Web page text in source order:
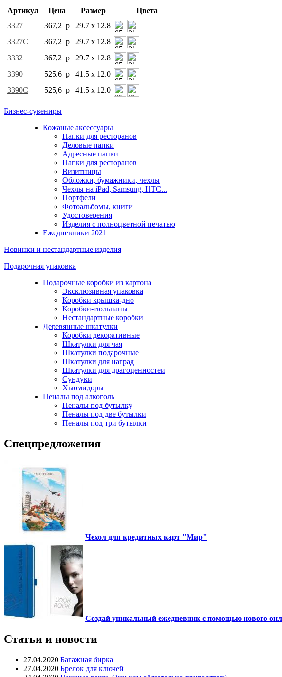
Артикул Цена Размер
Цвета
3327
367,2 р
29.7 x 12.8
3327C
367,2 р
29.7 x 12.8
3332
367,2 р
29.7 x 12.8
3390
525,6 р
41.5 x 12.0
3390C
525,6 р 41.5 x 12.0
Бизнес-сувениры
Кожаные аксессуары
Папки для ресторанов
Деловые папки
Адресные папки
Папки для ресторанов
Визитницы
Обложки, бумажники, чехлы
Чехлы на iPad, Samsung, HTC...
Портфели
Фотоальбомы, книги
Удостоверения
Изделия с полноцветной печатью
Ежедневники 2021
Новинки и нестандартные изделия
Подарочная упаковка
Подарочные коробки из картона
Эксклюзивная упаковка
Коробки крышка-дно
Коробки-тюльпаны
Нестандартные коробки
Деревянные шкатулки
Коробки декоративные
Шкатулки для чая
Шкатулки подарочные
Шкатулки для наград
Шкатулки для драгоценностей
Сундуки
Хьюмидоры
Пеналы под алкоголь
Пеналы под бутылку
Пеналы под две бутылки
Пеналы под три бутылки
Спецпредложения
Чехол для кредитных карт "Мир"
Создай уникальный ежедневник с помощью нового
Статьи и новости
27.04.2020 Багажная бирка
27.04.2020 Брелок для ключей